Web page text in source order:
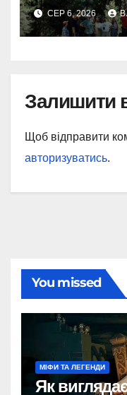
СЕР 6, 2026
Залишити
Щоб відправити
авторизуватись.
You missed
МІФИ ТА ЛЕГЕНДИ
Як